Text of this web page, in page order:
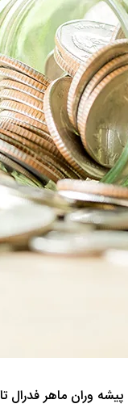
مدرک تمکن مالی خود را به روز رسانی کنند.